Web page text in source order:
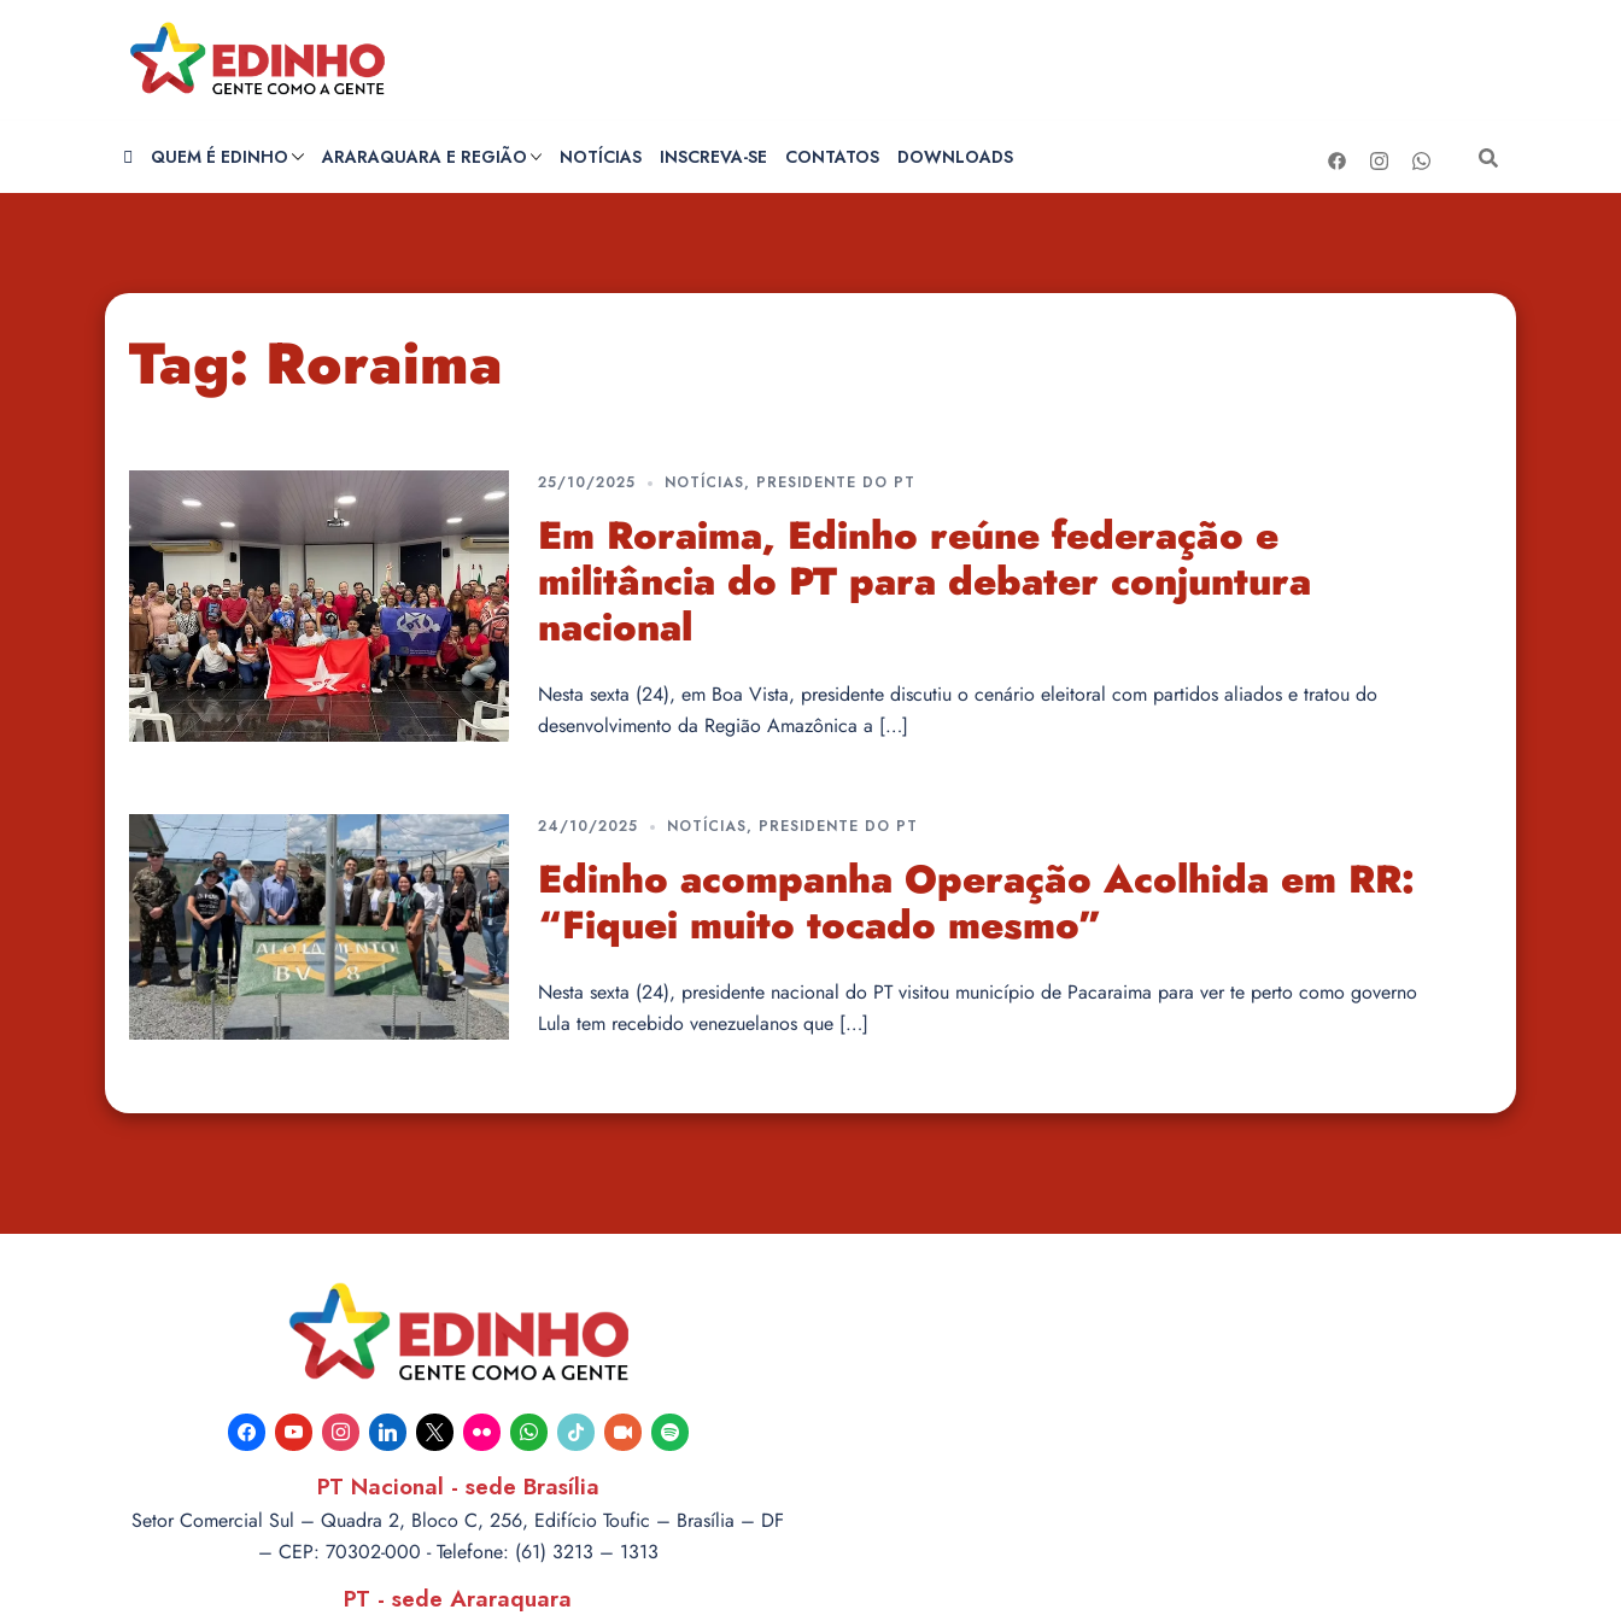
QUEM É EDINHO ARARAQUARA E REGIÃO NOTÍCIAS INSCREVA-SE CONTATOS DOWNLOADS
Tag: Roraima
25/10/2025 NOTÍCIAS, PRESIDENTE DO PT
Em Roraima, Edinho reúne federação e
militância do PT para debater conjuntura
nacional
Nesta sexta (24), em Boa Vista, presidente discutiu o cenário eleitoral com partidos aliados e tratou do
desenvolvimento da Região Amazônica a […]
24/10/2025 NOTÍCIAS, PRESIDENTE DO PT
Edinho acompanha Operação Acolhida em RR:
“Fiquei muito tocado mesmo”
Nesta sexta (24), presidente nacional do PT visitou município de Pacaraima para ver te perto como governo
Lula tem recebido venezuelanos que […]
facebookyoutubeinstagramlinkedin
x flickr whatsapp
tiktok video-
camera
spotify
PT Nacional - sede Brasília
Setor Comercial Sul – Quadra 2, Bloco C, 256, Edifício Toufic – Brasília – DF
– CEP: 70302-000 - Telefone: (61) 3213 – 1313
PT - sede Araraquara